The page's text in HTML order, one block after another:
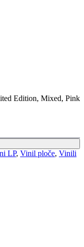
Edition, Mixed, Pink
LP, Vinil ploče, Vinili